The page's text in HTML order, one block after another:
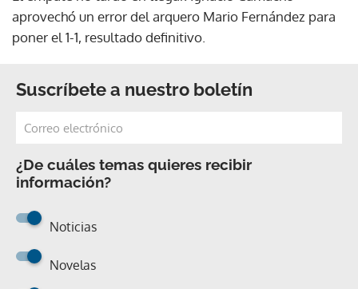
aprovechó un error del arquero Mario Fernández para
poner el 1-1, resultado definitivo.
Suscríbete a nuestro boletín
¿De cuáles temas quieres recibir
información?
Noticias
Novelas